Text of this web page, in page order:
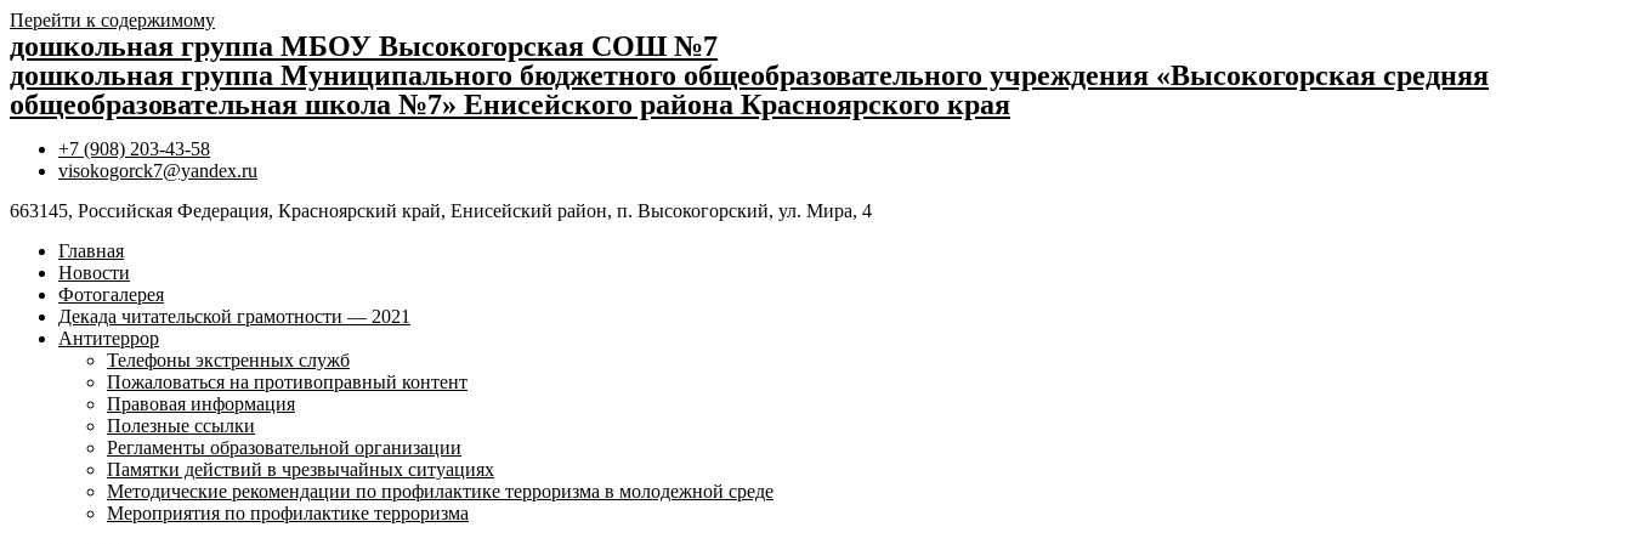
Перейти к содержимому
дошкольная группа МБОУ Высокогорская СОШ №7
дошкольная группа Муниципального бюджетного общеобразовательного учреждения «Высокогорская средняя
общеобразовательная школа №7» Енисейского района Красноярского края
+7 (908) 203-43-58
visokogorck7@yandex.ru
663145, Российская Федерация, Красноярский край, Енисейский район, п. Высокогорский, ул. Мира, 4
Главная
Новости
Фотогалерея
Декада читательской грамотности — 2021
Антитеррор
Телефоны экстренных служб
Пожаловаться на противоправный контент
Правовая информация
Полезные ссылки
Регламенты образовательной организации
Памятки действий в чрезвычайных ситуациях
Методические рекомендации по профилактике терроризма в молодежной среде
Мероприятия по профилактике терроризма